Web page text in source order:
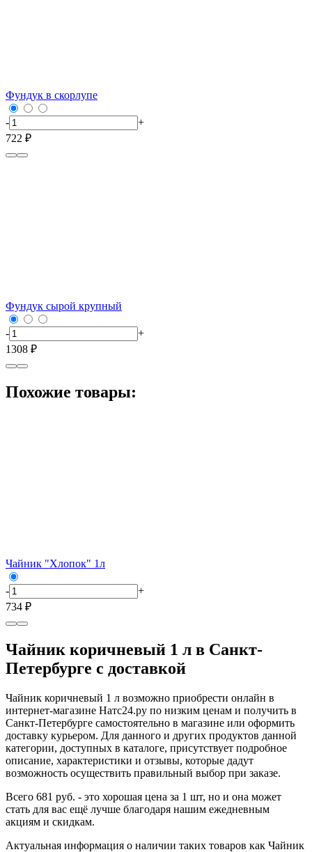
Фундук в скорлупе
-
+
722 ₽
Фундук сырой крупный
-
+
1308 ₽
Похожие товары:
Чайник "Хлопок" 1л
-
+
734 ₽
Чайник коричневый 1 л в Санкт-
Петербурге с доставкой
Чайник коричневый 1 л возможно приобрести онлайн в
интернет-магазине Натс24.ру по низким ценам и получить в
Санкт-Петербурге самостоятельно в магазине или оформить
доставку курьером. Для данного и других продуктов данной
категории, доступных в каталоге, присутствует подробное
описание, характеристики и отзывы, которые дадут
возможность осуществить правильный выбор при заказе.
Всего 681 руб. - это хорошая цена за 1 шт, но и она может
стать для вас ещё лучше благодаря нашим ежедневным
акциям и скидкам.
Актуальная информация о наличии таких товаров как Чайник